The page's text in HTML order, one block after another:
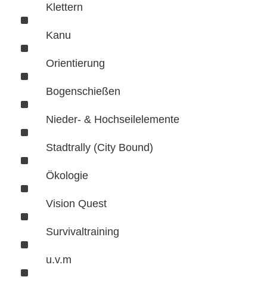
^
Klettern
^
Kanu
^
Orientierung
^
Bogenschießen
^
Nieder- & Hochseilelemente
^
Stadtrally (City Bound)
^
Ökologie
^
Vision Quest
^
Survivaltraining
^
u.v.m